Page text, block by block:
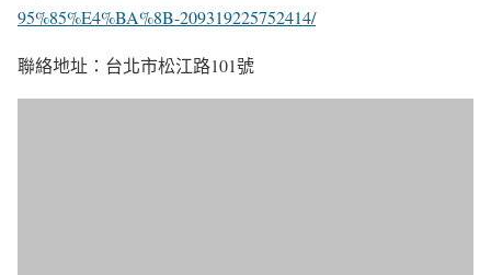
95%85%E4%BA%8B-209319225752414/
聯絡地址：台北市松江路101號